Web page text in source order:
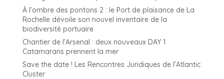
À l’ombre des pontons 2 : le Port de plaisance de La
Rochelle dévoile son nouvel inventaire de la
biodiversité portuaire
Chantier de l’Arsenal : deux nouveaux DAY 1
Catamarans prennent la mer
Save the date ! Les Rencontres Juridiques de l’Atlantic
Cluster